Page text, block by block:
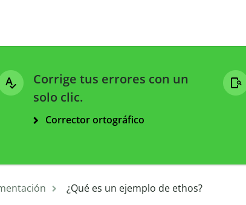
Corrige tus errores con un
solo clic.
Corrector ortográfico
¿Qué es un ejemplo de ethos?